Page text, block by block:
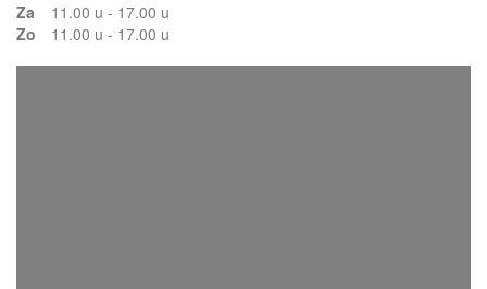
Za
11.00 u - 17.00 u
Zo
11.00 u - 17.00 u